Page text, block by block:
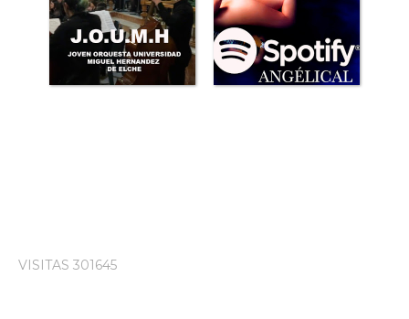
VISITAS 301645